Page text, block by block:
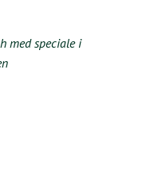
med speciale i